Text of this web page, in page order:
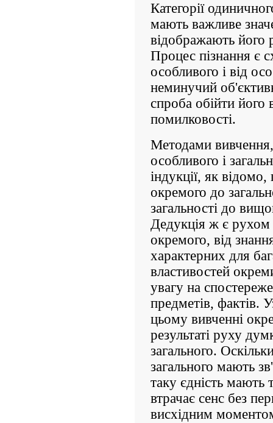
Категорії
мають важливе
відображають його
Процес пізнання є
особливого і від
неминучий
спроба обійти його
помилковості.
Методами
особливого і
індукції, як
окремого до
загальності до
Дедукція ж є рухом
окремого, від
характерних для
властивостей
увагу на
предметів, фактів.
цьому вивченні
результаті руху
загального.
загального мають
таку єдність мають
втрачає сенс без
висхідним